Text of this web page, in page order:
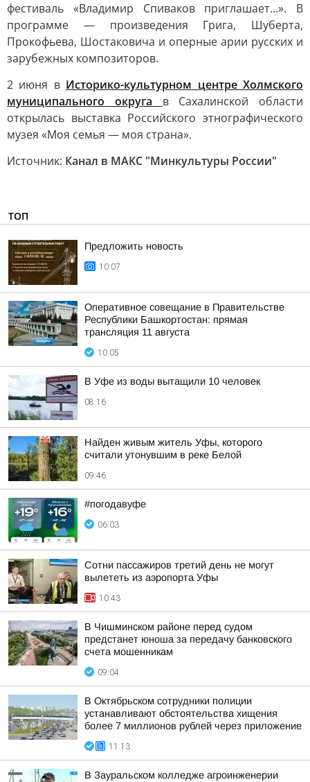
фестиваль «Владимир Спиваков приглашает...». В
программе — произведения Грига, Шуберта,
Прокофьева, Шостаковича и оперные арии русских и
зарубежных композиторов.
2 июня в Историко-культурном центре Холмского
муниципального округа в Сахалинской области
открылась выставка Российского этнографического
музея «Моя семья — моя страна».
Источник: Канал в МАКС "Минкультуры России"
ТОП
Предложить новость
10:07
Оперативное совещание в Правительстве
Республики Башкортостан: прямая
трансляция 11 августа
10:05
В Уфе из воды вытащили 10 человек
08:16
Найден живым житель Уфы, которого
считали утонувшим в реке Белой
09:46
#погодавуфе
06:03
Сотни пассажиров третий день не могут
вылететь из аэропорта Уфы
10:43
В Чишминском районе перед судом
предстанет юноша за передачу банковского
счета мошенникам
09:04
В Октябрьском сотрудники полиции
устанавливают обстоятельства хищения
более 7 миллионов рублей через приложение
11:13
В Зауральском колледже агроинженерии